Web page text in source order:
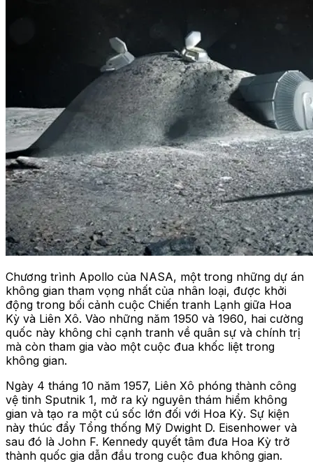
Chương trình Apollo của NASA, một trong những dự án
không gian tham vọng nhất của nhân loại, được khởi
động trong bối cảnh cuộc Chiến tranh Lạnh giữa Hoa
Kỳ và Liên Xô. Vào những năm 1950 và 1960, hai cường
quốc này không chỉ cạnh tranh về quân sự và chính trị
mà còn tham gia vào một cuộc đua khốc liệt trong
không gian.
Ngày 4 tháng 10 năm 1957, Liên Xô phóng thành công
vệ tinh Sputnik 1, mở ra kỷ nguyên thám hiểm không
gian và tạo ra một cú sốc lớn đối với Hoa Kỳ. Sự kiện
này thúc đẩy Tổng thống Mỹ Dwight D. Eisenhower và
sau đó là John F. Kennedy quyết tâm đưa Hoa Kỳ trở
thành quốc gia dẫn đầu trong cuộc đua không gian.